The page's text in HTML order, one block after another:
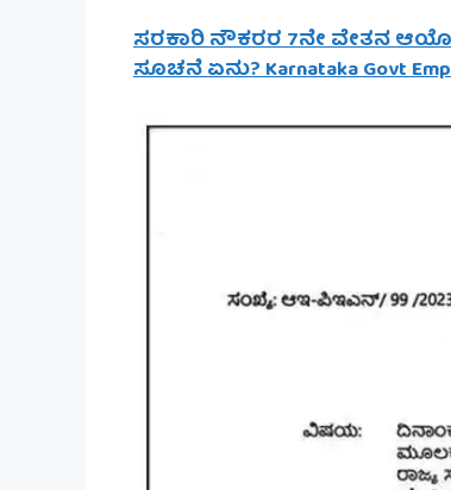
ಸರಕಾರಿ ನೌಕರರ 7ನೇ ವೇತನ
ಸೂಚನೆ ಏನು? Karnataka Govt